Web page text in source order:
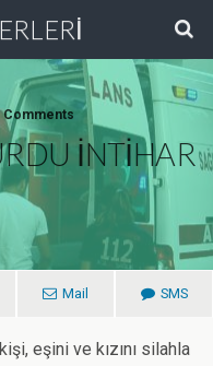
Comments
İNTİHAR
Mail SMS
eşini ve kızını silahla